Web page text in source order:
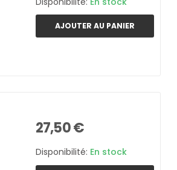
AJOUTER AU PANIER
27,50 €
Disponibilité: En stock